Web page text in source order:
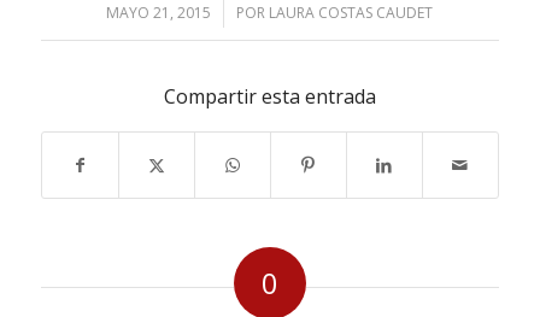
MAYO 21, 2015
/ POR LAURA COSTAS CAUDET
Compartir esta entrada
0